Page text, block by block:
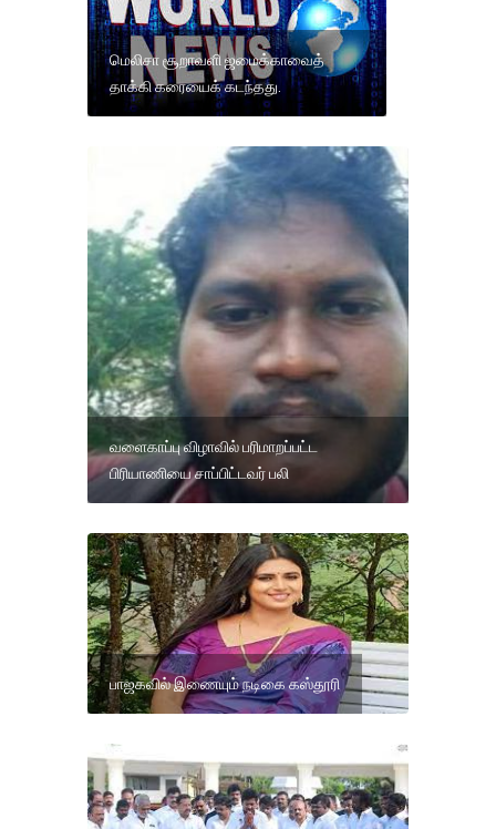
மெலிசா சூறாவளி ஜமைக்காவைத்
தாக்கி கரையைக் கடந்தது.
வளைகாப்பு விழாவில் பரிமாறப்பட்ட
பிரியாணியை சாப்பிட்டவர் பலி
பாஜகவில் இணையும் நடிகை கஸ்தூரி